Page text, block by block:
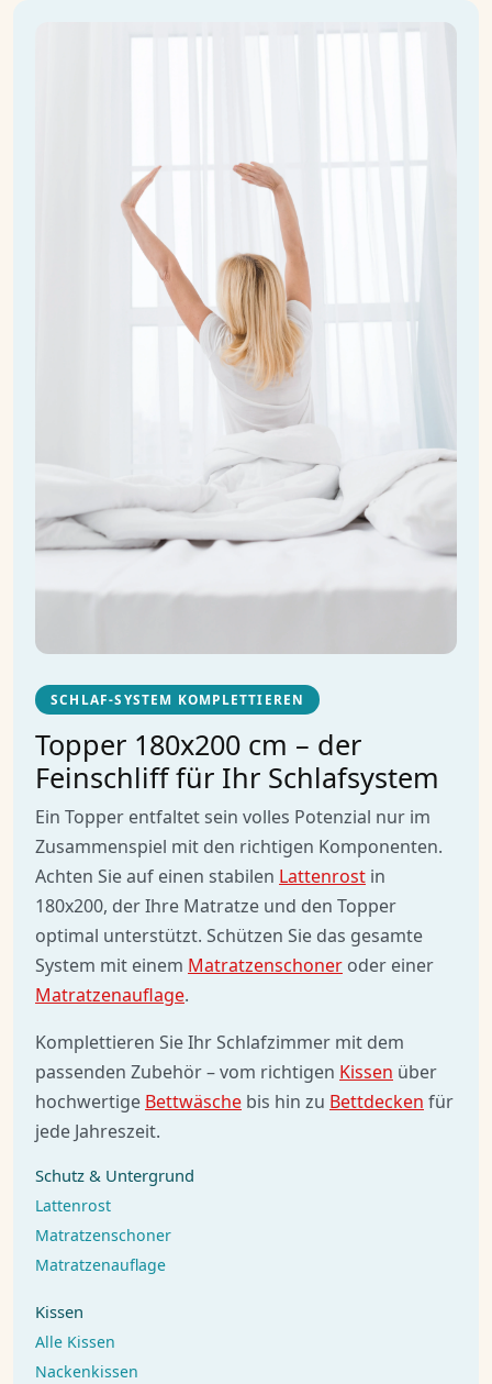
SCHLAF-SYSTEM KOMPLETTIEREN
Topper 180x200 cm – der
Feinschliff für Ihr Schlafsystem
Ein Topper entfaltet sein volles Potenzial nur im
Zusammenspiel mit den richtigen Komponenten.
Achten Sie auf einen stabilen Lattenrost in
180x200, der Ihre Matratze und den Topper
optimal unterstützt. Schützen Sie das gesamte
System mit einem Matratzenschoner oder einer
Matratzenauflage.
Komplettieren Sie Ihr Schlafzimmer mit dem
passenden Zubehör – vom richtigen Kissen über
hochwertige Bettwäsche bis hin zu Bettdecken für
jede Jahreszeit.
Schutz & Untergrund
Lattenrost
Matratzenschoner
Matratzenauflage
Kissen
Alle Kissen
Nackenkissen